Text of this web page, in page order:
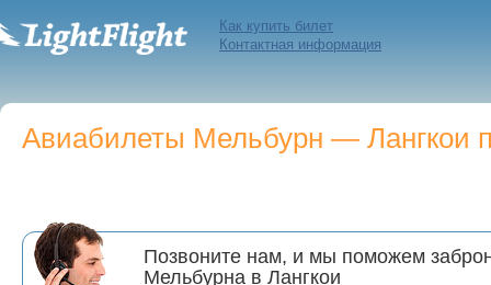
Как купить билет
Контактная информация
Авиабилеты Мельбурн — Лангкои
Позвоните нам, и мы поможем
Мельбурна в Лангкои